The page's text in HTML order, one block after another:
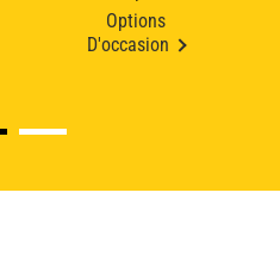
Options
D'occasion